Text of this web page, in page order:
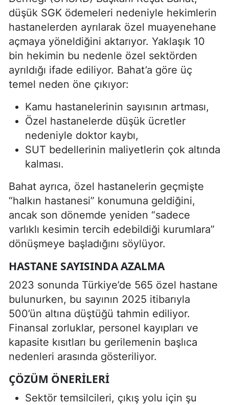
düşük SGK ödemeleri nedeniyle hekimlerin
hastanelerden ayrılarak özel muayenehane
açmaya yöneldiğini aktarıyor. Yaklaşık 10
bin hekimin bu nedenle özel sektörden
ayrıldığı ifade ediliyor. Bahat’a göre üç
temel neden öne çıkıyor:
Kamu hastanelerinin sayısının artması,
Özel hastanelerde düşük ücretler
nedeniyle doktor kaybı,
SUT bedellerinin maliyetlerin çok altında
kalması.
Bahat ayrıca, özel hastanelerin geçmişte
“halkın hastanesi” konumuna geldiğini,
ancak son dönemde yeniden “sadece
varlıklı kesimin tercih edebildiği kurumlara”
dönüşmeye başladığını söylüyor.
HASTANE SAYISINDA AZALMA
2023 sonunda Türkiye’de 565 özel hastane
bulunurken, bu sayının 2025 itibarıyla
500’ün altına düştüğü tahmin ediliyor.
Finansal zorluklar, personel kayıpları ve
kapasite kısıtları bu gerilemenin başlıca
nedenleri arasında gösteriliyor.
ÇÖZÜM ÖNERILERI
Sektör temsilcileri, çıkış yolu için şu